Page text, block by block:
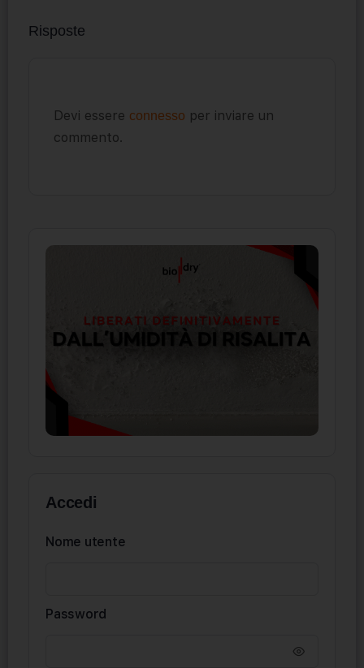
Risposte
Devi essere connesso per inviare un
commento.
Accedi
Nome utente
Password